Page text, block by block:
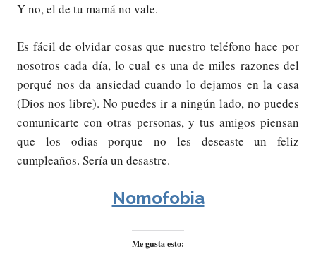
Y no, el de tu mamá no vale.
Es fácil de olvidar cosas que nuestro teléfono hace por
nosotros cada día, lo cual es una de miles razones del
porqué nos da ansiedad cuando lo dejamos en la casa
(Dios nos libre). No puedes ir a ningún lado, no puedes
comunicarte con otras personas, y tus amigos piensan
que los odias porque no les deseaste un feliz
cumpleaños. Sería un desastre.
Nomofobia
Me gusta esto: